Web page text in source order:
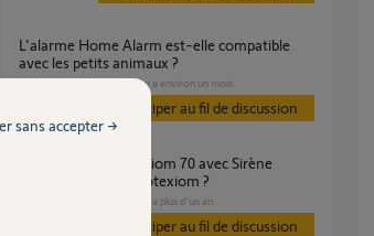
L'alarme Home Alarm est-elle compatible
avec les petits animaux ?
SÉCURITÉ il y a environ un mois
Participer au fil de discussion
extérieure domis protexiom ?
il y a plus d'un an
Participer au fil de discussion
sans accepter →